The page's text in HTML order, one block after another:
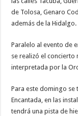
de Tolosa, Genaro
además de la Hidalgo.
Paralelo al evento de
se realizó el concierto
interpretada por la
Para este domingo se
Encantada, en las
tendrá una pista de